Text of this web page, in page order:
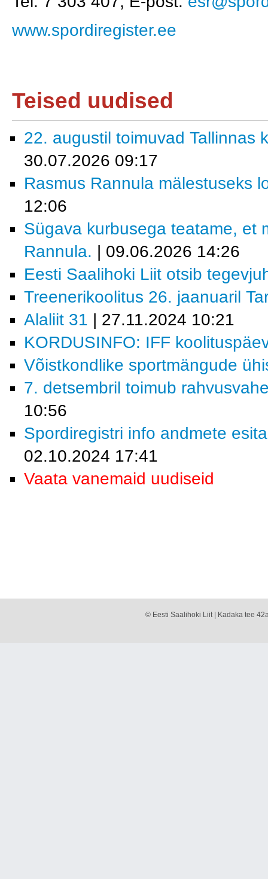
www.spordiregister.ee
Teised uudised
22. augustil toimuvad Tallinnas
30.07.2026 09:17
Rasmus Rannula mälestuseks
12:06
Sügava kurbusega teatame, et
Rannula. | 09.06.2026 14:26
Eesti Saalihoki Liit otsib
Treenerikoolitus 26. jaanuaril
Alaliit 31 | 27.11.2024 10:21
KORDUSINFO: IFF
Võistkondlike sportmängude
7. detsembril toimub
10:56
Spordiregistri info andmete
02.10.2024 17:41
Vaata vanemaid uudiseid
© Eesti Saalihoki Liit | Kadaka tee